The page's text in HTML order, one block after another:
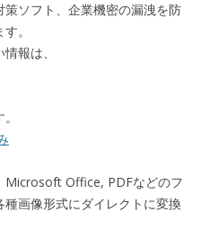
ソフト、企業機密の漏洩を防
。
報は、
Office, PDFなどのフ
種画像形式にダイレクトに変換